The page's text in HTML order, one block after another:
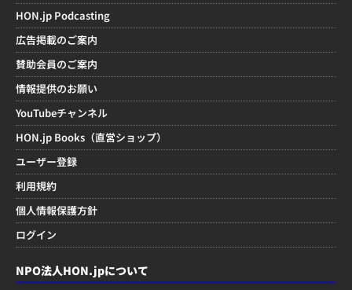
HON.jp Podcasting
広告掲載のご案内
賛助会員のご案内
情報提供のお願い
YouTubeチャンネル
HON.jp Books（直営ショップ）
ユーザー登録
利用規約
個人情報保護方針
ログイン
NPO法人HON.jpについて